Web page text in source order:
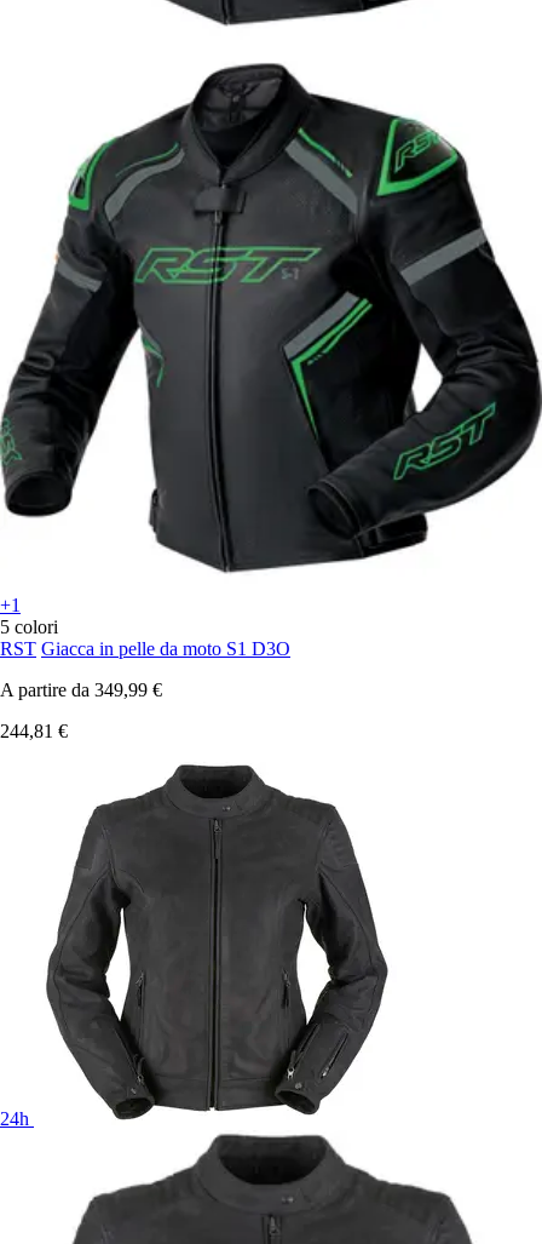
+1
5 colori
RST Giacca in pelle da moto S1 D3O
A partire da 349,99 €
244,81 €
24h